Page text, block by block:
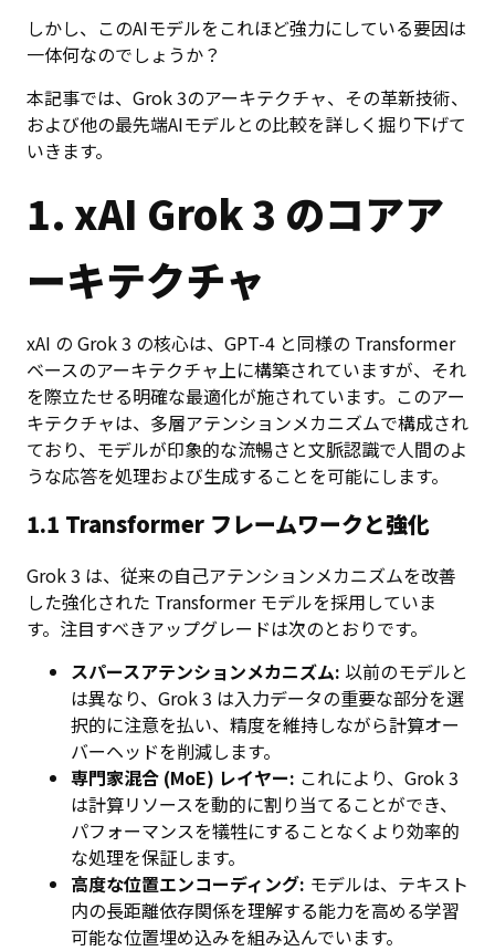
しかし、このAIモデルをこれほど強力にしている要因は
一体何なのでしょうか？
本記事では、Grok 3のアーキテクチャ、その革新技術、
および他の最先端AIモデルとの比較を詳しく掘り下げて
いきます。
1. xAI Grok 3 のコアア
ーキテクチャ
xAI の Grok 3 の核心は、GPT-4 と同様の Transformer
ベースのアーキテクチャ上に構築されていますが、それ
を際立たせる明確な最適化が施されています。このアー
キテクチャは、多層アテンションメカニズムで構成され
ており、モデルが印象的な流暢さと文脈認識で人間のよ
うな応答を処理および生成することを可能にします。
1.1 Transformer フレームワークと強化
Grok 3 は、従来の自己アテンションメカニズムを改善
した強化された Transformer モデルを採用していま
す。注目すべきアップグレードは次のとおりです。
スパースアテンションメカニズム: 以前のモデルと
は異なり、Grok 3 は入力データの重要な部分を選
択的に注意を払い、精度を維持しながら計算オー
バーヘッドを削減します。
専門家混合 (MoE) レイヤー: これにより、Grok 3
は計算リソースを動的に割り当てることができ、
パフォーマンスを犠牲にすることなくより効率的
な処理を保証します。
高度な位置エンコーディング: モデルは、テキスト
内の長距離依存関係を理解する能力を高める学習
可能な位置埋め込みを組み込んでいます。